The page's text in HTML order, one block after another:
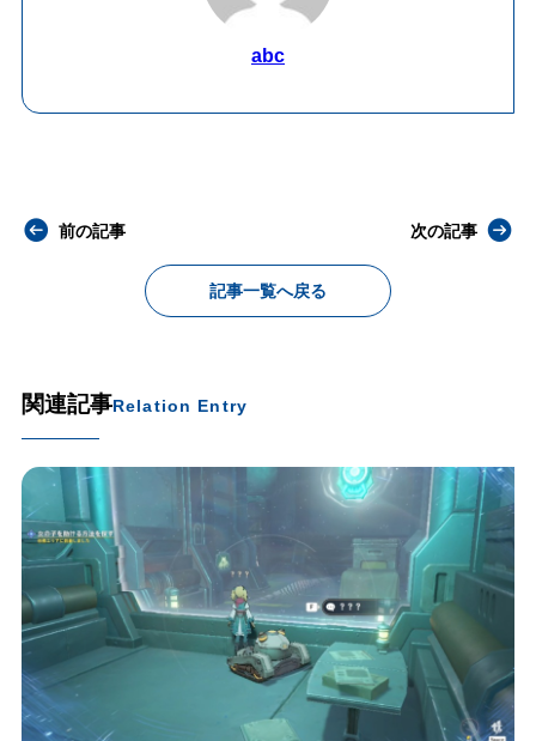
abc
前の記事
記事一覧へ戻る
次の記事
関連記事Relation Entry